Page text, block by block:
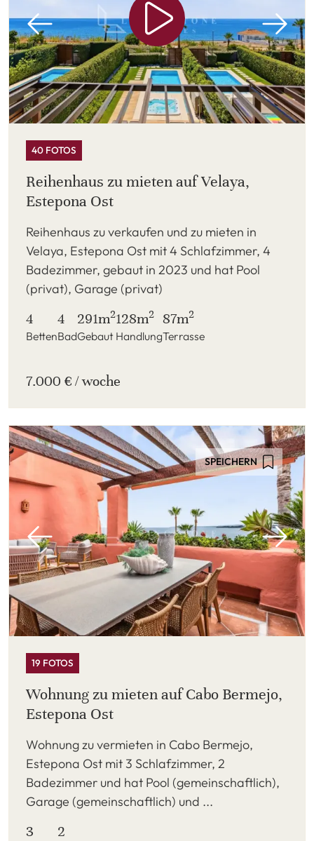
40 FOTOS
Reihenhaus zu mieten auf Velaya,
Estepona Ost
Reihenhaus zu verkaufen und zu mieten in
Velaya, Estepona Ost mit 4 Schlafzimmer, 4
Badezimmer, gebaut in 2023 und hat Pool
(privat), Garage (privat)
4
Betten
4
Bad
291m2
Gebaut
128m2
Handlung
87m2
Terrasse
7.000 € / woche
SPEICHERN
19 FOTOS
Wohnung zu mieten auf Cabo Bermejo,
Estepona Ost
Wohnung zu vermieten in Cabo Bermejo,
Estepona Ost mit 3 Schlafzimmer, 2
Badezimmer und hat Pool (gemeinschaftlich),
Garage (gemeinschaftlich) und ...
3 2